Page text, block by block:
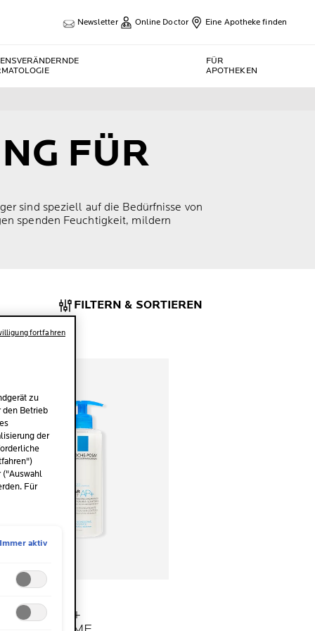
Newsletter Online Doctor Eine Apotheke finden
FÜR
APOTHEKEN
FÜR
sind speziell auf die Bedürfnisse von
spenden Feuchtigkeit, mildern
FILTERN & SORTIEREN
AP+
zu
den Betrieb
der
("Auswahl
Für
Immer aktiv
fortfahren